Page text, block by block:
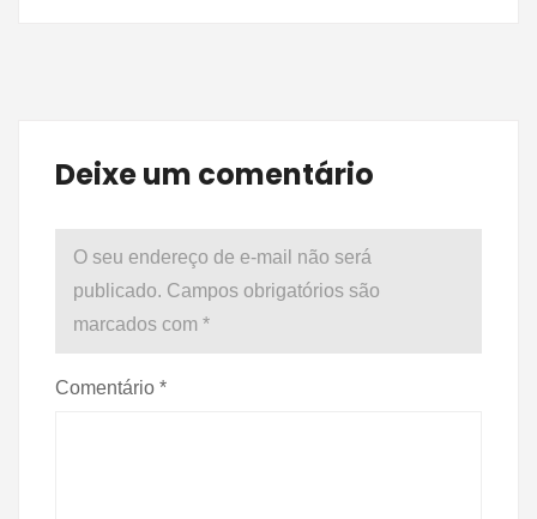
Deixe um comentário
O seu endereço de e-mail não será
publicado. Campos obrigatórios são
marcados com *
Comentário *